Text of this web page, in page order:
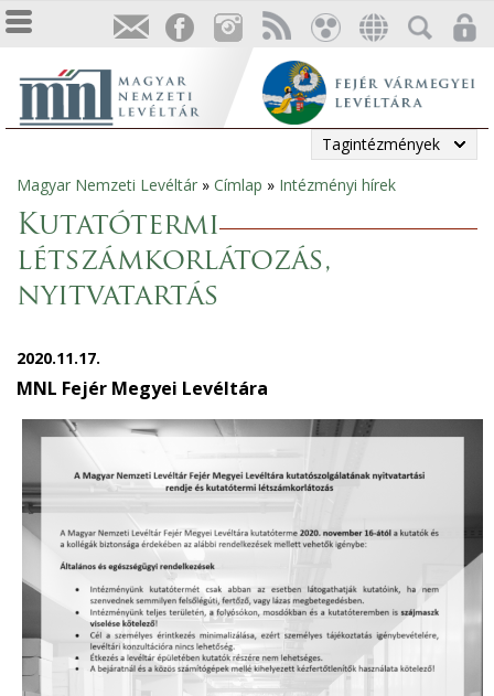
Tagintézmények
Jelenlegi
hely
Magyar Nemzeti Levéltár » Címlap » Intézményi hírek
Kutatótermi
létszámkorlátozás,
nyitvatartás
2020.11.17.
MNL Fejér Megyei Levéltára